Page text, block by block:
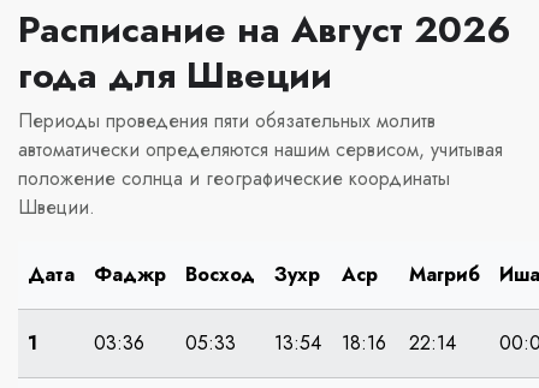
Расписание на Август 2026
года для Швеции
Периоды проведения пяти обязательных молитв
автоматически определяются нашим сервисом, учитывая
положение солнца и географические координаты
Швеции.
Дата Фаджр Восход Зухр Аср Магриб Иша
1 03:36 05:33 13:54 18:16 22:14